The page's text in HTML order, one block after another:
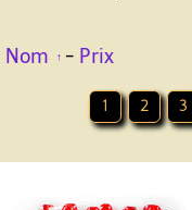
Nom - Prix
1 2 3